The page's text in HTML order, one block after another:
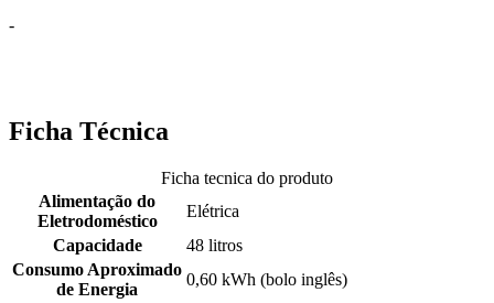
-
Ficha Técnica
Ficha tecnica do produto
Alimentação do
Eletrodoméstico
Elétrica
Capacidade
48 litros
Consumo Aproximado
de Energia
0,60 kWh (bolo inglês)